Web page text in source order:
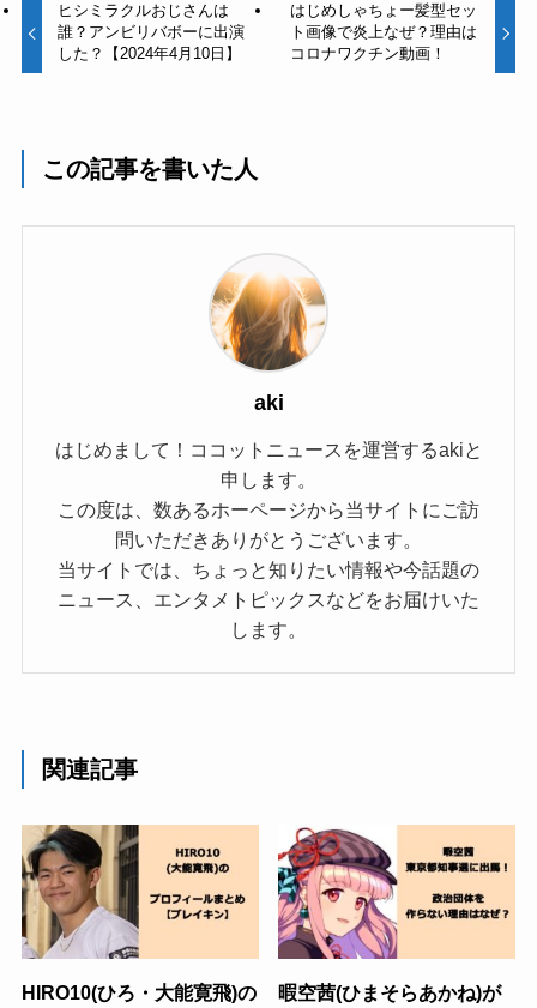
ヒシミラクルおじさんは
誰？アンビリバボーに出演
した？【2024年4月10日】
はじめしゃちょー髪型セッ
ト画像で炎上なぜ？理由は
コロナワクチン動画！
この記事を書いた人
aki
はじめまして！ココットニュースを運営するakiと
申します。
この度は、数あるホーページから当サイトにご訪
問いただきありがとうございます。
当サイトでは、ちょっと知りたい情報や今話題の
ニュース、エンタメトピックスなどをお届けいた
します。
関連記事
HIRO10(ひろ・大能寛飛)の
暇空茜(ひまそらあかね)が